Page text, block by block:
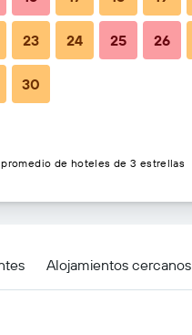
$100
$103
Alojamientos cercanos
23 24 25 26
30
de hoteles de 3 estrellas